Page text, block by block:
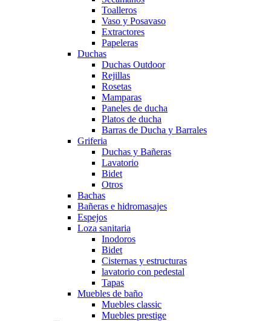
Toalleros
Vaso y Posavaso
Extractores
Papeleras
Duchas
Duchas Outdoor
Rejillas
Rosetas
Mamparas
Paneles de ducha
Platos de ducha
Barras de Ducha y Barrales
Griferia
Duchas y Bañeras
Lavatorio
Bidet
Otros
Bachas
Bañeras e hidromasajes
Espejos
Loza sanitaria
Inodoros
Bidet
Cisternas y estructuras
lavatorio con pedestal
Tapas
Muebles de baño
Muebles classic
Muebles prestige